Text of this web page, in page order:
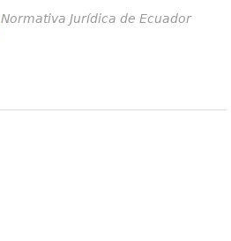
Normativa Jurídica de Ecuador